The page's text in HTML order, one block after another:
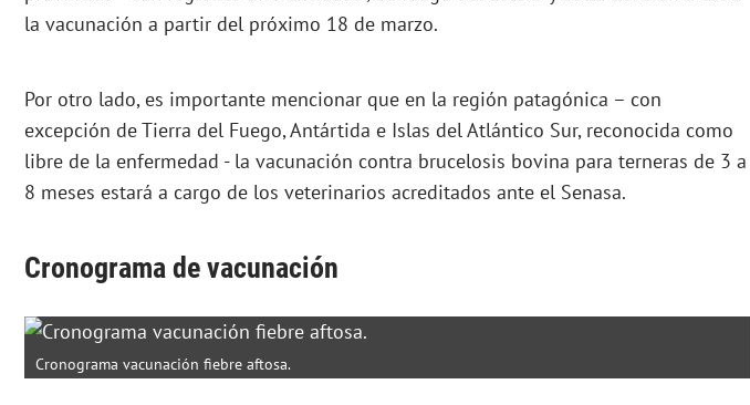
la vacunación a partir del próximo 18 de marzo.
Por otro lado, es importante mencionar que en la región patagónica – con
excepción de Tierra del Fuego, Antártida e Islas del Atlántico Sur, reconocida como
libre de la enfermedad - la vacunación contra brucelosis bovina para terneras de 3 a
8 meses estará a cargo de los veterinarios acreditados ante el Senasa.
Cronograma de vacunación
Cronograma vacunación fiebre aftosa.